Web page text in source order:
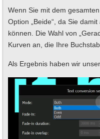
Wenn Sie mit dem
Option „Beide“, da Sie
können. Die Wahl von
Kurven an, die Ihre
Als Ergebnis haben wir